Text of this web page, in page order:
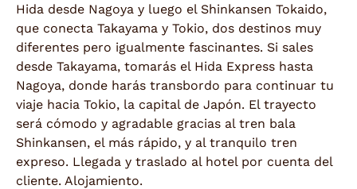
Hida desde Nagoya y luego el Shinkansen Tokaido,
que conecta Takayama y Tokio, dos destinos muy
diferentes pero igualmente fascinantes. Si sales
desde Takayama, tomarás el Hida Express hasta
Nagoya, donde harás transbordo para continuar tu
viaje hacia Tokio, la capital de Japón. El trayecto
será cómodo y agradable gracias al tren bala
Shinkansen, el más rápido, y al tranquilo tren
expreso. Llegada y traslado al hotel por cuenta del
cliente. Alojamiento.